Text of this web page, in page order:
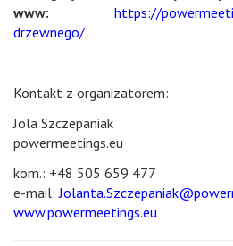
www:
https://
drzewnego/
Kontakt z organizatorem:
Jola Szczepaniak
powermeetings.eu
kom.: +48 505 659 477
e-mail:
www.powermeetings.eu